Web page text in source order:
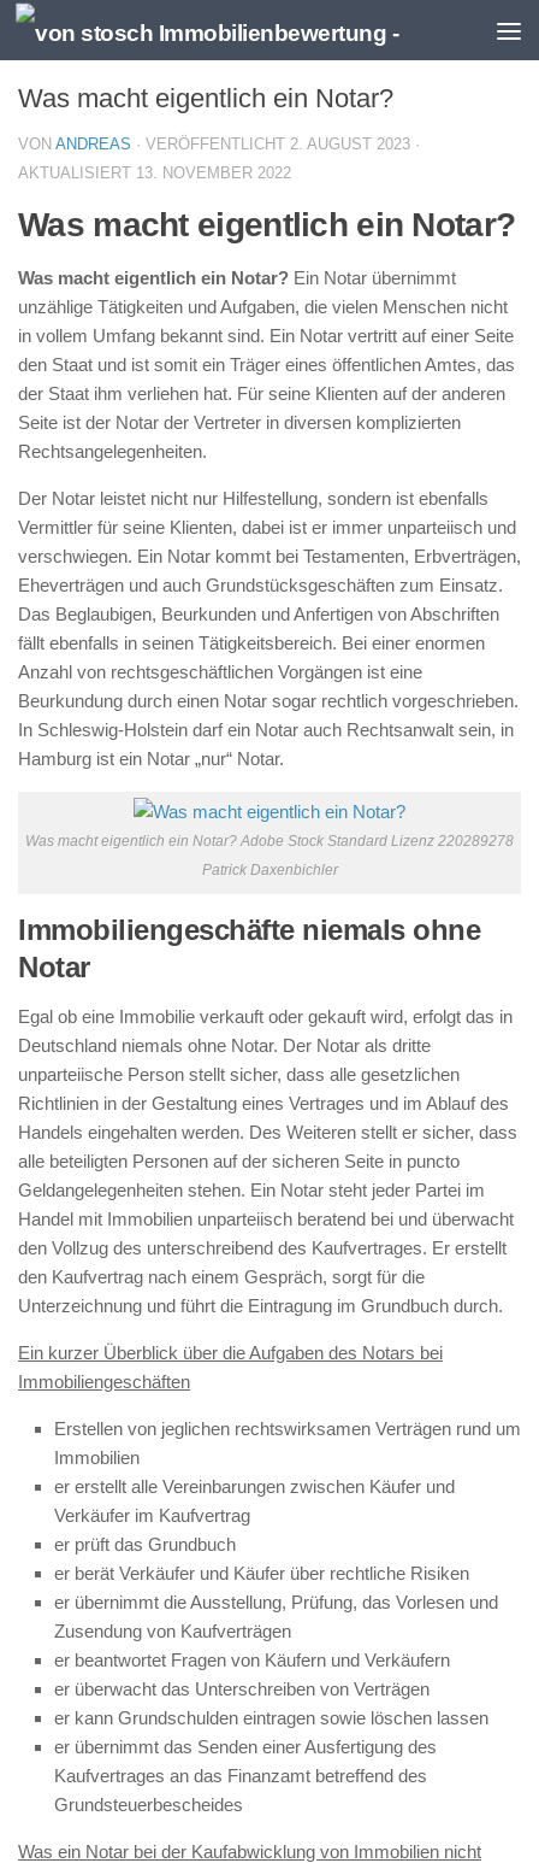
Zum Inhalt springen
Was macht eigentlich ein Notar?
VON ANDREAS · VERÖFFENTLICHT 2. AUGUST 2023 ·
AKTUALISIERT 13. NOVEMBER 2022
Was macht eigentlich ein Notar?
Was macht eigentlich ein Notar? Ein Notar übernimmt
unzählige Tätigkeiten und Aufgaben, die vielen Menschen nicht
in vollem Umfang bekannt sind. Ein Notar vertritt auf einer Seite
den Staat und ist somit ein Träger eines öffentlichen Amtes, das
der Staat ihm verliehen hat. Für seine Klienten auf der anderen
Seite ist der Notar der Vertreter in diversen komplizierten
Rechtsangelegenheiten.
Der Notar leistet nicht nur Hilfestellung, sondern ist ebenfalls
Vermittler für seine Klienten, dabei ist er immer unparteiisch und
verschwiegen. Ein Notar kommt bei Testamenten, Erbverträgen,
Eheverträgen und auch Grundstücksgeschäften zum Einsatz.
Das Beglaubigen, Beurkunden und Anfertigen von Abschriften
fällt ebenfalls in seinen Tätigkeitsbereich. Bei einer enormen
Anzahl von rechtsgeschäftlichen Vorgängen ist eine
Beurkundung durch einen Notar sogar rechtlich vorgeschrieben.
In Schleswig-Holstein darf ein Notar auch Rechtsanwalt sein, in
Hamburg ist ein Notar „nur“ Notar.
Was macht eigentlich ein Notar? Adobe Stock Standard Lizenz 220289278
Patrick Daxenbichler
Immobiliengeschäfte niemals ohne
Notar
Egal ob eine Immobilie verkauft oder gekauft wird, erfolgt das in
Deutschland niemals ohne Notar. Der Notar als dritte
unparteiische Person stellt sicher, dass alle gesetzlichen
Richtlinien in der Gestaltung eines Vertrages und im Ablauf des
Handels eingehalten werden. Des Weiteren stellt er sicher, dass
alle beteiligten Personen auf der sicheren Seite in puncto
Geldangelegenheiten stehen. Ein Notar steht jeder Partei im
Handel mit Immobilien unparteiisch beratend bei und überwacht
den Vollzug des unterschreibend des Kaufvertrages. Er erstellt
den Kaufvertrag nach einem Gespräch, sorgt für die
Unterzeichnung und führt die Eintragung im Grundbuch durch.
Ein kurzer Überblick über die Aufgaben des Notars bei
Immobiliengeschäften
Erstellen von jeglichen rechtswirksamen Verträgen rund um
Immobilien
er erstellt alle Vereinbarungen zwischen Käufer und
Verkäufer im Kaufvertrag
er prüft das Grundbuch
er berät Verkäufer und Käufer über rechtliche Risiken
er übernimmt die Ausstellung, Prüfung, das Vorlesen und
Zusendung von Kaufverträgen
er beantwortet Fragen von Käufern und Verkäufern
er überwacht das Unterschreiben von Verträgen
er kann Grundschulden eintragen sowie löschen lassen
er übernimmt das Senden einer Ausfertigung des
Kaufvertrages an das Finanzamt betreffend des
Grundsteuerbescheides
Was ein Notar bei der Kaufabwicklung von Immobilien nicht